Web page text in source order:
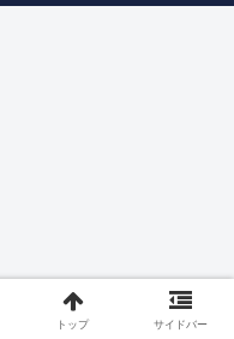
トップ サイドバー